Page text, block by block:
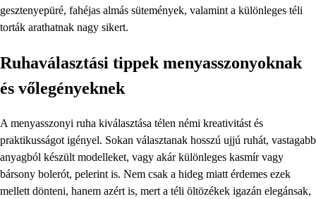
gesztenyepüré, fahéjas almás sütemények, valamint a különleges téli
torták arathatnak nagy sikert.
Ruhaválasztási tippek menyasszonyoknak
és vőlegényeknek
A menyasszonyi ruha kiválasztása télen némi kreativitást és
praktikusságot igényel. Sokan választanak hosszú ujjú ruhát, vastagabb
anyagból készült modelleket, vagy akár különleges kasmír vagy
bársony bolerót, pelerint is. Nem csak a hideg miatt érdemes ezek
mellett dönteni, hanem azért is, mert a téli öltözékek igazán elegánsak,